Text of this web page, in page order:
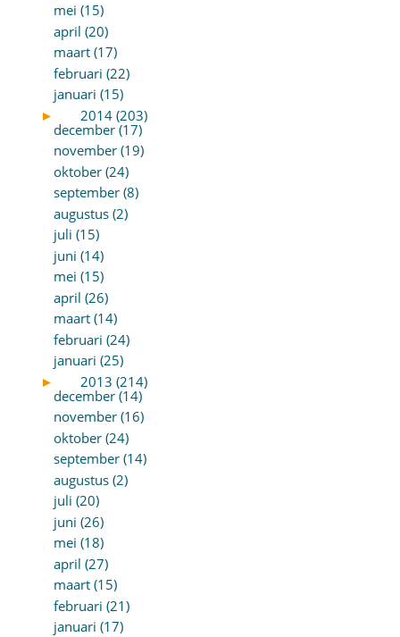
mei (15)
april (20)
maart (17)
februari (22)
januari (15)
►
2014 (203)
december (17)
november (19)
oktober (24)
september (8)
augustus (2)
juli (15)
juni (14)
mei (15)
april (26)
maart (14)
februari (24)
januari (25)
►
2013 (214)
december (14)
november (16)
oktober (24)
september (14)
augustus (2)
juli (20)
juni (26)
mei (18)
april (27)
maart (15)
februari (21)
januari (17)